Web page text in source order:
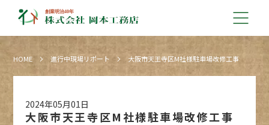
HOME 進行中現場リポート 大阪市天王寺区M社様駐車場改修工事
2024年05月01日
大阪市天王寺区M社様駐車場改修工事